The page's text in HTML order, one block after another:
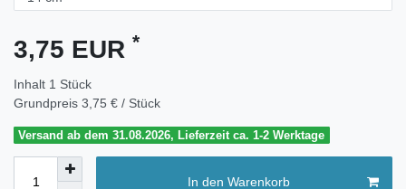
3,75 EUR *
Inhalt 1 Stück
Grundpreis 3,75 € / Stück
Versand ab dem 31.08.2026, Lieferzeit ca. 1-2 Werktage
In den Warenkorb